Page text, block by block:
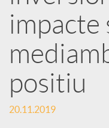
a
d
o
impacte
positiu
20.11.2019